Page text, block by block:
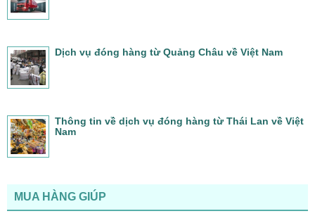
Dịch vụ đóng hàng từ Quảng Châu về Việt Nam
Thông tin về dịch vụ đóng hàng từ Thái Lan về Việt
Nam
MUA HÀNG GIÚP